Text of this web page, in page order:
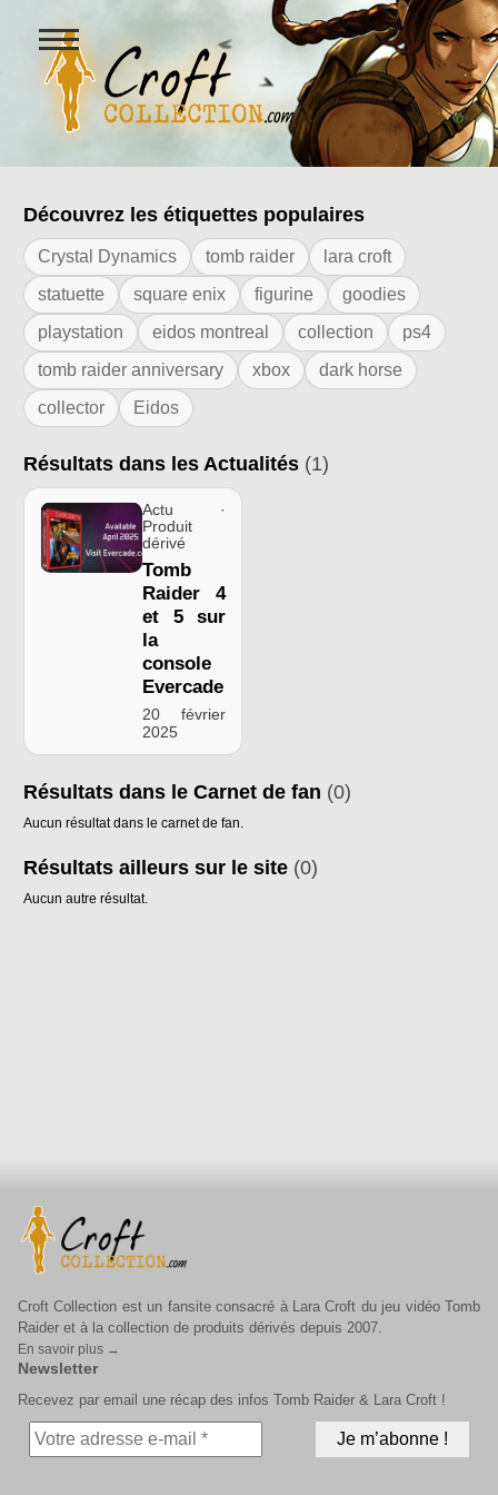
Figurines Lara Croft et
Ouvrir
le
menu
Résultats de l'étiquette "evercade"
Découvrez les étiquettes populaires
Crystal Dynamics tomb raider
lara croft
statuette
square enix figurine
goodies
playstation
eidos montreal collection
ps4
tomb raider anniversary
xbox
dark horse
collector
Eidos
Résultats dans les Actualités (1)
Actu ·
Produit
dérivé
Tomb
Raider 4
et 5 sur
la
console
Evercade
20 février
2025
Résultats dans le Carnet de fan (0)
Aucun résultat dans le carnet de fan.
Résultats ailleurs sur le site (0)
Aucun autre résultat.
Croft Collection est un fansite consacré à Lara Croft du jeu vidéo Tomb
Raider et à la collection de produits dérivés depuis 2007.
En savoir plus →
Newsletter
Recevez par email une récap des infos Tomb Raider & Lara Croft !